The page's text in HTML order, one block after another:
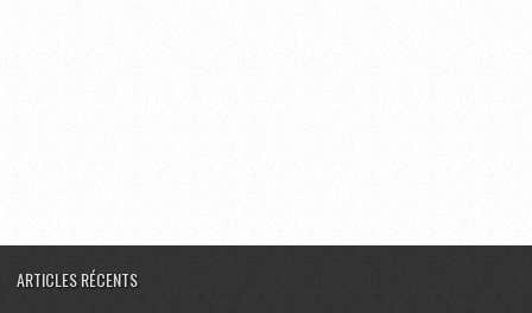
ARTICLES RÉCENTS